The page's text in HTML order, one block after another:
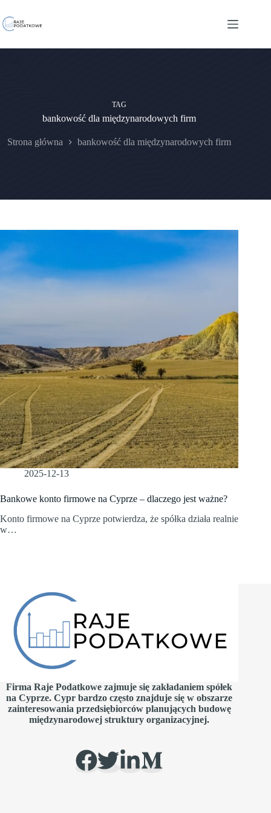
do
treści
TAG
bankowość dla międzynarodowych firm
Strona główna bankowość dla międzynarodowych firm
2025-12-13
Bankowe konto firmowe na Cyprze – dlaczego jest ważne?
Konto firmowe na Cyprze potwierdza, że spółka działa realnie
w…
Firma Raje Podatkowe zajmuje się zakładaniem spółek
na Cyprze. Cypr bardzo często znajduje się w obszarze
zainteresowania przedsiębiorców planujących budowę
międzynarodowej struktury organizacyjnej.